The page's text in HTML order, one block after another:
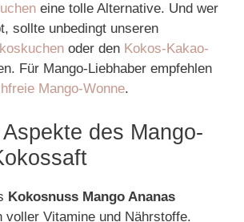
eine tolle Alternative. Und wer
sollte unbedingt unseren
oder den Kokos-Kakao-
Für Mango-Liebhaber empfehlen
Mango-Wonne.
des Mango-
Kokosnuss Mango Ananas
voller Vitamine und Nährstoffe.